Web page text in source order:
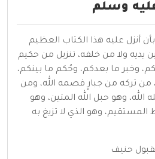
وسلم
فإن الله امتن على نبيه  بأن أنزل عليه هذا الكتاب العظيم
يديه ولا من خلفه، تنزيل من حكيم
وخبر ما بعدكم، وحُكم ما بينكم،
تركه من جبارٍ قصمه الله، ومن
وهو حبل الله المتين، وهو
المستقيم، وهو الذي لا تزيغ به
حنيف